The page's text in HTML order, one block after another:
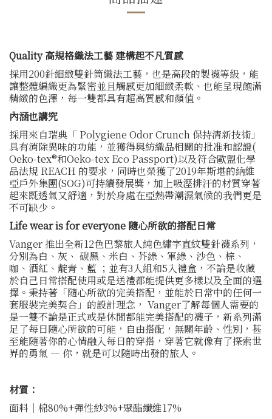
Quality 高規格織法工藝 建構起不凡質感
採用200針細緻雙針筒織法工藝，也是高段的製襪等級，能
讓整體編織更為緊密並且觸感更加細緻柔軟、也能呈現飽滿
精緻的色澤，每一雙都具有超高質感和顏值。
內涵也講究
採用來自瑞典「 Polygiene Odor Crunch 保持清新技術」
具有消除異味的功能，並獲得與紡織品相關的批准和認證(
Oeko-tex®和Oeko-tex Eco Passport)以及符合歐盟化學
品法規 REACH 的要求，同時也榮獲了2019年斯堪的納維
亞戶外集團(SOG)可持續發展獎，加上吸溼排汗的材質穿著
起來既透氣又舒適，對於身處在亞熱帶潮濕氣候的我們更是
不可缺少。
Life wear is for everyone 隨心所欲的搭配日常
Vanger 推出全新12色巴黎旅人純色繡字直紋雙針襪系列，
分別為白、灰、 碳黑、米白、芥綠、軍綠、沙色、棕、
咖、酒紅、靛青、藍 ；並有3入組和5入禮盒，不論是收藏
於自己日常搭配使用或是送禮都能提供更多樣以及全面的選
擇。秉持著「隨心所欲的完美搭配，並能於日常中的任何一
套服裝完美契合」的設計理念， Vanger了解每個人需要的
是一雙不論是正式或是休閒都能完美搭配的襪子，新系列滿
足了每日隨心所欲的可能，自由搭配，無關年齡、性別，甚
至能隨著你的心情融入每日的穿搭，穿著它就像有了探索世
界的勇氣 — 你，就是可以隨時出發的旅人。
材質：
面料｜棉80%+彈性紗3%+聚酯纖維17%